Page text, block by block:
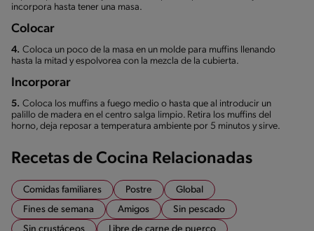
incorpora hasta tener una masa.
Colocar
4. Coloca un poco de la masa en un molde para muffins llenando
hasta la mitad y espolvorea con la mezcla de la cubierta.
Incorporar
5. Coloca los muffins a fuego medio o hasta que al introducir un
palillo de madera en el centro salga limpio. Retira los muffins del
horno, deja reposar a temperatura ambiente por 5 minutos y sirve.
Recetas de Cocina Relacionadas
Comidas familiares Postre
Global
Fines de semana
Amigos
Sin pescado